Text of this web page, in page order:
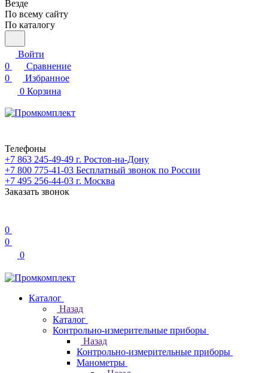
Везде
По всему сайту
По каталогу
Войти
0
Сравнение
0
Избранное
0 Корзина
Телефоны
+7 863 245-49-49 г. Ростов-на-Дону
+7 800 775-41-03 Бесплатный звонок по России
+7 495 256-44-03 г. Москва
Заказать звонок
0
0
0
Каталог
Назад
Каталог
Контрольно-измерительные приборы
Назад
Контрольно-измерительные приборы
Манометры